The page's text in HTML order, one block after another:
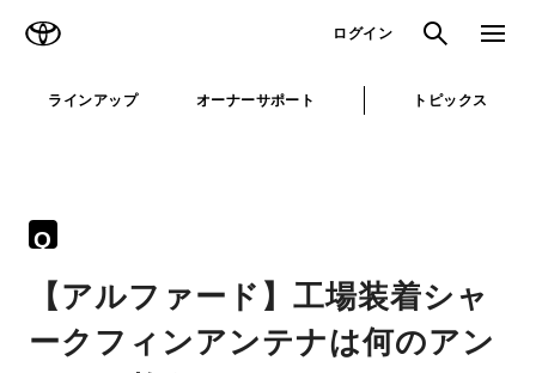
ログイン 検索 メニュ
ラインアップ オーナーサポート トピックス
Q
【アルファード】工場装着シャ
ークフィンアンテナは何のアン